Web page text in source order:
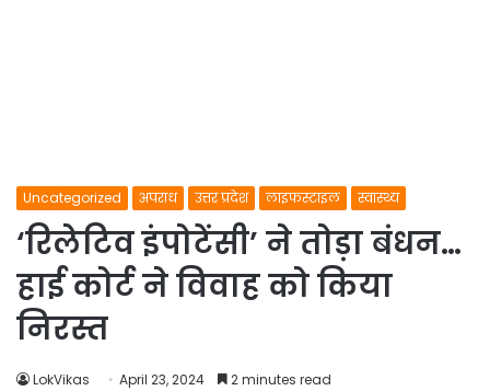
Uncategorized अपराध उत्तर प्रदेश लाइफस्टाइल स्वास्थ्य
‘रिलेटिव इंपोटेंसी’ ने तोड़ा बंधन…
हाई कोर्ट ने विवाह को किया
निरस्त
LokVikas April 23, 2024 2 minutes read